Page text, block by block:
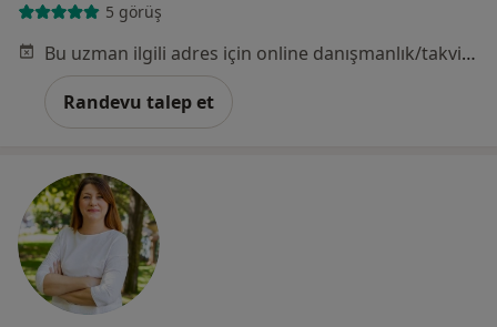
5 görüş
Bu uzman ilgili adres için online danışmanlık/takvim sunmuyor.
Randevu talep et